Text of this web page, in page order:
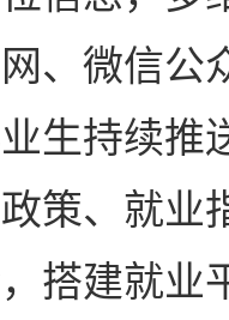
、微信公
生持续推
策、就业
搭建就业